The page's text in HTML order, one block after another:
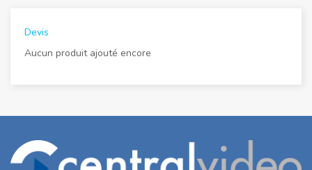
Devis
Aucun produit ajouté encore